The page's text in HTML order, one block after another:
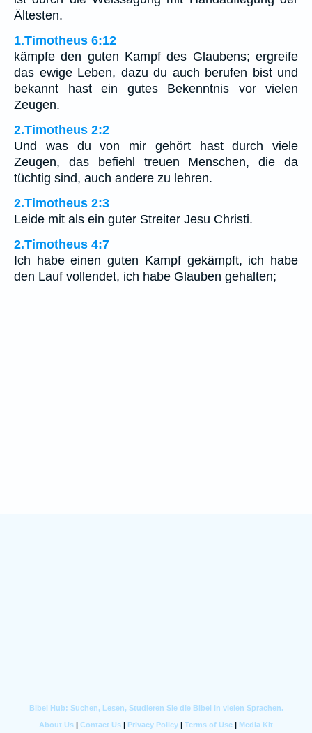
Ältesten.
1.Timotheus 6:12
kämpfe den guten Kampf des Glaubens; ergreife
das ewige Leben, dazu du auch berufen bist und
bekannt hast ein gutes Bekenntnis vor vielen
Zeugen.
2.Timotheus 2:2
Und was du von mir gehört hast durch viele
Zeugen, das befiehl treuen Menschen, die da
tüchtig sind, auch andere zu lehren.
2.Timotheus 2:3
Leide mit als ein guter Streiter Jesu Christi.
2.Timotheus 4:7
Ich habe einen guten Kampf gekämpft, ich habe
den Lauf vollendet, ich habe Glauben gehalten;